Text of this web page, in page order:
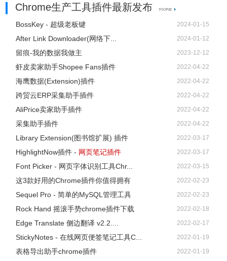
Chrome生产工具插件最新发布
BossKey - 超级老板键 2024-01-15
After Link Downloader(网络下... 2024-01-12
留痕-我的数据我做主 2023-12-12
虾皮卖家助手Shopee Fans插件 2022-04-22
海鹰数据(Extension)插件 2022-04-22
跨贸云ERP采集助手插件 2022-04-22
AliPrice卖家助手插件 2022-04-22
采集助手插件 2022-04-22
Library Extension(图书馆扩展) 插件 2022-03-17
HighlightNow插件 - 网页笔记插件 2022-03-17
Font Picker - 网页字体识别工具Chr... 2022-03-15
这3款好用的Chrome插件你值得拥有 2022-02-23
Sequel Pro - 简单的MySQL管理工具 2022-02-23
Rock Hand 摇滚手势chrome插件下载 2022-02-18
Edge Translate 侧边翻译 v2.2.... 2022-02-17
StickyNotes - 在线网页便签笔记工具C... 2022-01-19
表格导出助手chrome插件 2022-01-19